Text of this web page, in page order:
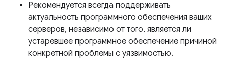
Рекомендуется всегда поддерживать
актуальность программного обеспечения ваших
серверов, независимо от того, является ли
устаревшее программное обеспечение причиной
конкретной проблемы с уязвимостью.